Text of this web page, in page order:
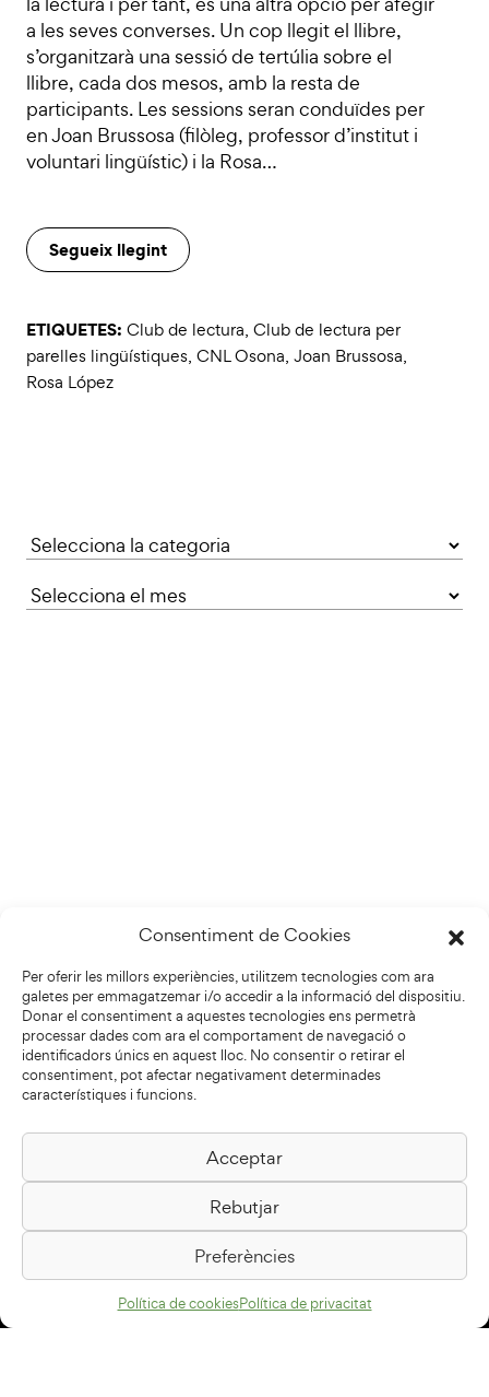
Consentiment de Cookies
Per oferir les millors experiències, utilitzem tecnologies com ara
galetes per emmagatzemar i/o accedir a la informació del dispositiu.
Donar el consentiment a aquestes tecnologies ens permetrà
processar dades com ara el comportament de navegació o
identificadors únics en aquest lloc. No consentir o retirar el
consentiment, pot afectar negativament determinades
característiques i funcions.
Acceptar
Rebutjar
Preferències
Política de cookiesPolítica de privacitat
a les seves converses. Un cop llegit el llibre,
s’organitzarà una sessió de tertúlia sobre el
llibre, cada dos mesos, amb la resta de
participants. Les sessions seran conduïdes per
en Joan Brussosa (filòleg, professor d’institut i
voluntari lingüístic) i la Rosa…
Segueix llegint
ETIQUETES: Club de lectura, Club de lectura per
parelles lingüístiques, CNL Osona, Joan Brussosa,
Rosa López
Categories
Biblioteca Pilarin Bayés
Passeig de la Generalitat, 1
08500 Vic